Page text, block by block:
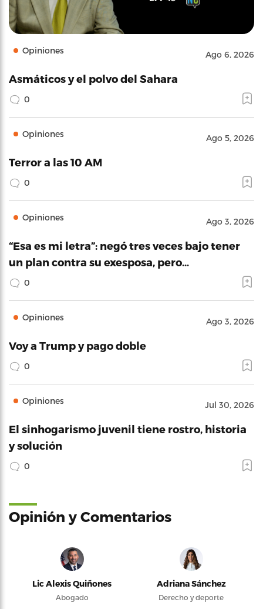
Opiniones Ago 6, 2026
Asmáticos y el polvo del Sahara
0
Opiniones Ago 5, 2026
Terror a las 10 AM
0
Opiniones Ago 3, 2026
“Esa es mi letra”: negó tres veces bajo tener
un plan contra su exesposa, pero…
0
Opiniones Ago 3, 2026
Voy a Trump y pago doble
0
Opiniones Jul 30, 2026
El sinhogarismo juvenil tiene rostro, historia
y solución
0
Opinión y Comentarios
Lic Alexis Quiñones
Abogado
Adriana Sánchez
Derecho y deporte